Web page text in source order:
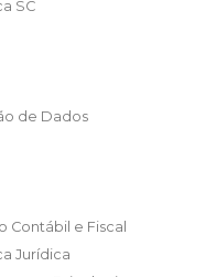
SC
de Dados
Contábil e Fiscal
Jurídica